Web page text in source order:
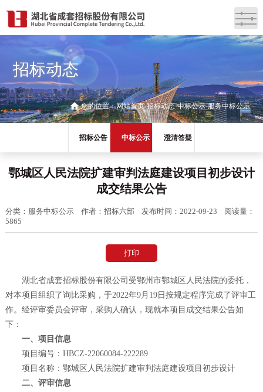
招标动态
您的位置：网站首页 招标动态 中标公示 服务中标公示
招标公告 中标公示 澄清答疑
鄂城区人民法院扩建审判法庭建设项目初步设计
成交结果公告
分类：服务中标公示 作者：招标六部 发布时间：2022-09-23
阅读量：
5865
打印
湖北省成套招标股份有限公司 受鄂州市鄂城区人民法院的委托，
对本项目组织了询比采购，于2022年9月19日 按规定程序完成了评审工
作。经评审委员会评审，采购人确认， 现就本项目成交结果公告如
下：
一、项目信息
项目编号：HBCZ-22060084-222289
项目名称：鄂城区人民法院扩建审判法庭建设项目初步设计
二、评审信息